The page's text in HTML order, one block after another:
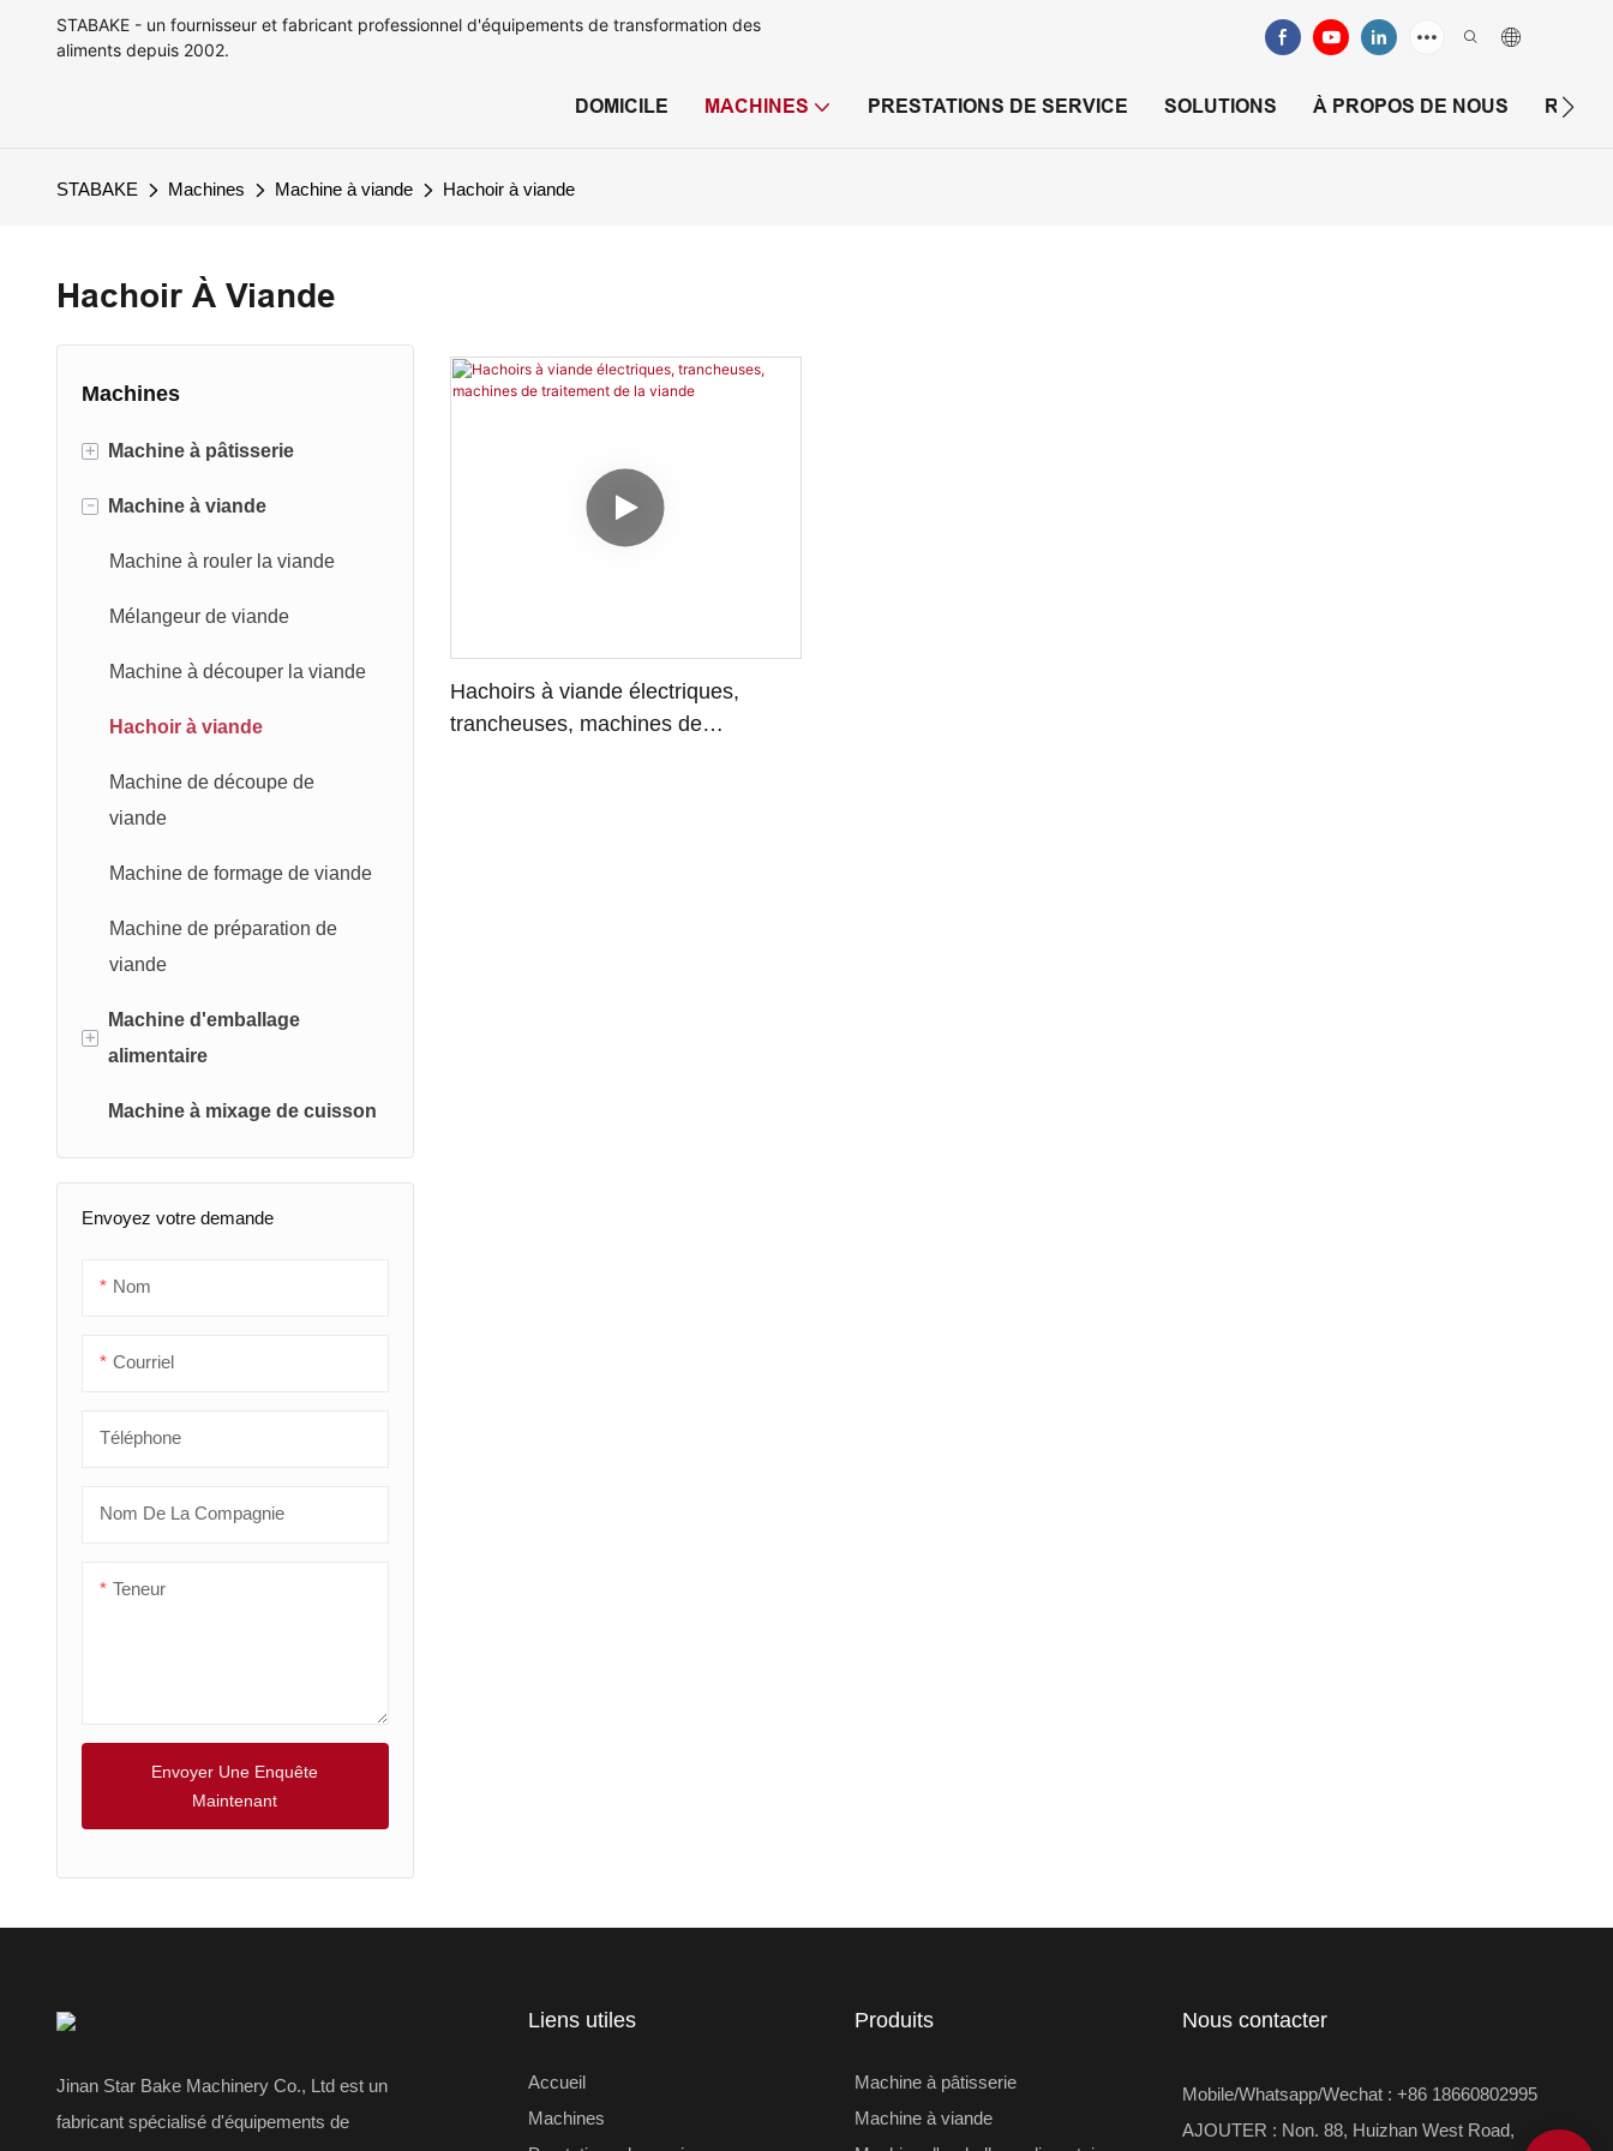
STABAKE - un fournisseur et fabricant professionnel d'équipements de transformation des
aliments depuis 2002.
DOMICILE MACHINES PRESTATIONS DE SERVICE SOLUTIONS À PROPOS DE NOUS
STABAKE Machines Machine à viande Hachoir à viande
Hachoir À Viande
Machines
+ Machine à pâtisserie
Mélangeur de pâte
Machine à rouler la pâte
Machine de découpe de pâte
Machine de fabrication de
Machine à pizza
Machine à rouleaux impériaux
Machine à fabriquer des
biscuits
Machine de fabrication de
boulettes
Équipement de fabrication de
- Machine à viande
Machine à rouler la viande
Mélangeur de viande
Machine à découper la viande
Hachoir à viande
Machine de découpe de
viande
Machine de formage de viande
Machine de préparation de
viande
+
Machine d'emballage
alimentaire
Machine de scellage de
horizontal
thermoformage
pesage et de remplissage
Machine à mixage de cuisson
Envoyez votre demande
Nom
Courriel
Téléphone
Nom De La Compagnie
Teneur
Envoyer Une Enquête
Maintenant
Hachoirs à viande électriques,
trancheuses, machines de
Jinan Star Bake Machinery Co., Ltd est un
fabricant spécialisé d'équipements de
Liens utiles
Accueil
Machines
Produits
Machine à pâtisserie
Machine à viande
Nous contacter
Mobile/Whatsapp/Wechat : +86 18660802995
AJOUTER : Non. 88, Huizhan West Road,